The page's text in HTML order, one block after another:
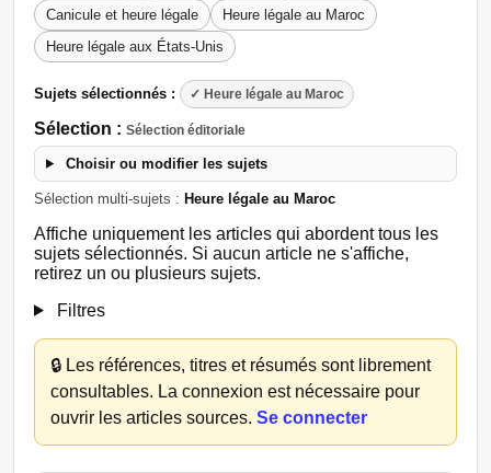
Canicule et heure légale
Heure légale au Maroc
Heure légale aux États-Unis
Sujets sélectionnés : ✓ Heure légale au Maroc
Sélection : Sélection éditoriale
Choisir ou modifier les sujets
Sélection multi-sujets : Heure légale au Maroc
Affiche uniquement les articles qui abordent tous les
sujets sélectionnés. Si aucun article ne s'affiche,
retirez un ou plusieurs sujets.
Filtres
🔒 Les références, titres et résumés sont librement
consultables. La connexion est nécessaire pour
ouvrir les articles sources. Se connecter